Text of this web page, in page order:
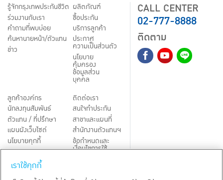
รู้จักกรุงเทพประกันชีวิต
ร่วมงานกับเรา
คำถามที่พบบ่อย
ค้นหานายหน้า/ตัวแทน
ข่าว
ผลิตภัณฑ์
ชื้อประกัน
บริการลูกค้า
ประกาศ
ความเป็นส่วนตัว
นโยบาย
คุ้มครอง
ข้อมูลส่วน
บุคคล
ลูกค้าองค์กร
นักลงทุนสัมพันธ์
ตัวแทน / ที่ปรึกษา
แผนผังเว็บไซต์
นโยบายคุกกี้
Third-Party Notices
ติดต่อเรา
สนใจทำประกัน
สาขาและแผนที่
สำนักงานตัวแทนฯ
ข้อกำหนดและ
เงื่อนไขการใช้
CALL CENTER
02-777-8888
ติดตาม
เราใช้คุกกี้